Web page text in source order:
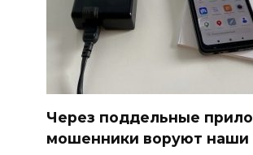
Через поддельные
мошенники воруют наши